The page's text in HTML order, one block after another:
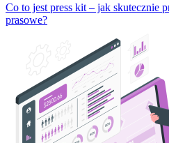
Co to jest press kit – jak skutecznie
prasowe?